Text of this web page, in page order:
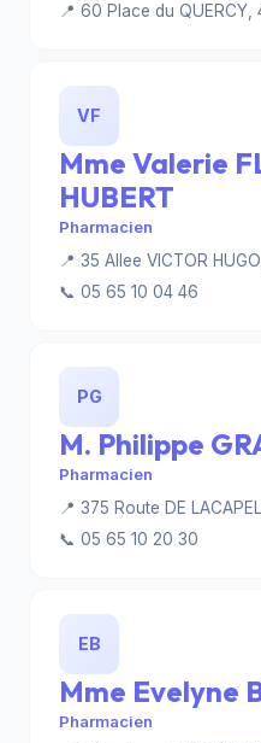
📍 60 Place du
VF
Mme Valerie
HUBERT
Pharmacien
📍 35 Allee VICTOR
📞 05 65 10 04 46
PG
M. Philippe
Pharmacien
📍 375 Route DE
📞 05 65 10 20 30
EB
Mme Evelyne
Pharmacien